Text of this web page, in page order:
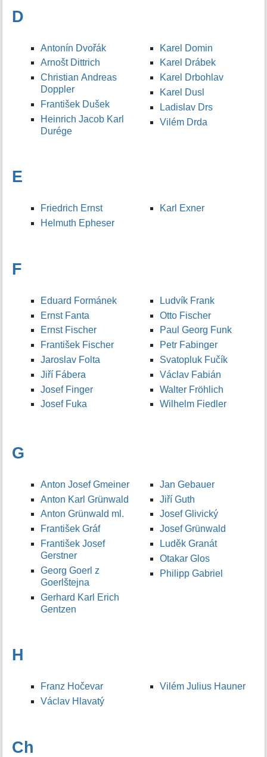
D
Antonín Dvořák
Arnošt Dittrich
Christian Andreas
Doppler
František Dušek
Heinrich Jacob Karl
Durége
Karel Domin
Karel Drábek
Karel Drbohlav
Karel Dusl
Ladislav Drs
Vilém Drda
E
Friedrich Ernst
Helmuth Epheser
Karl Exner
F
Eduard Formánek
Ernst Fanta
Ernst Fischer
František Fischer
Jaroslav Folta
Jiří Fábera
Josef Finger
Josef Fuka
Ludvík Frank
Otto Fischer
Paul Georg Funk
Petr Fabinger
Svatopluk Fučík
Václav Fabián
Walter Fröhlich
Wilhelm Fiedler
G
Anton Josef Gmeiner
Anton Karl Grünwald
Anton Grünwald ml.
František Gráf
František Josef
Gerstner
Georg Goerl z
Goerlštejna
Gerhard Karl Erich
Gentzen
Jan Gebauer
Jiří Guth
Josef Glivický
Josef Grünwald
Luděk Granát
Otakar Glos
Philipp Gabriel
H
Franz Hočevar
Václav Hlavatý
Vilém Julius Hauner
Ch